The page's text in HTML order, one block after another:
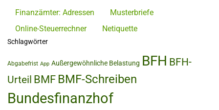
Finanzämter: Adressen
Musterbriefe
Online-Steuerrechner
Netiquette
Schlagwörter
Abgabefrist App Außergewöhnliche Belastung BFH BFH-
Urteil BMF BMF-Schreiben
Bundesfinanzhof